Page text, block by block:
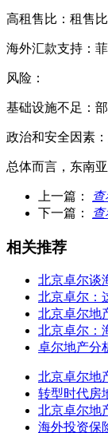
高租售比：租售
海外汇款支持：
风险：
基础设施不足：
政治和安全因素
总体而言，东南
上一篇：
下一篇：
相关推荐
北京卓尔谈
北京卓尔：
北京卓尔地
北京卓尔：
卓尔地产分
北京卓尔地
转型时代房
北京卓尔地
海外投资保